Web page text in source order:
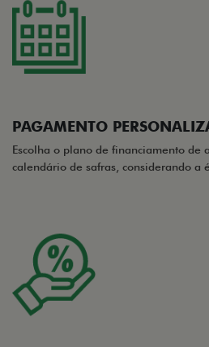
PAGAMENTO
Escolha o plano de financiamento de
calendário de safras, considerando a